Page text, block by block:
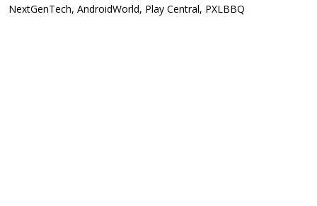
NextGenTech, AndroidWorld, Play Central, PXLBBQ